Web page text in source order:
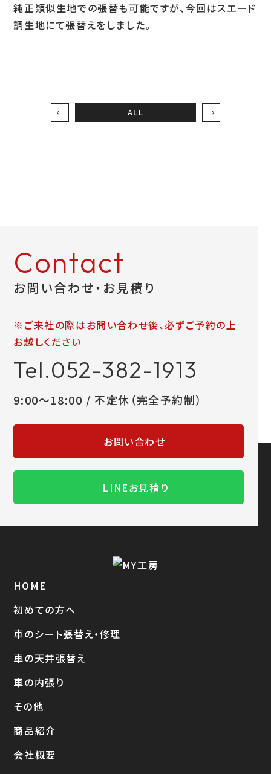
純正類似生地での張替も可能ですが、今回はスエード
調生地にて張替えをしました。
ALL
Contact
お問い合わせ・お見積り
※ご来社の際はお問い合わせ後、必ずご予約の上
お越しください
Tel.052-382-1913
9:00～18:00 / 不定休（完全予約制）
お問い合わせ
LINEお見積り
HOME
初めての方へ
車のシート張替え・修理
車の天井張替え
車の内張り
その他
商品紹介
会社概要